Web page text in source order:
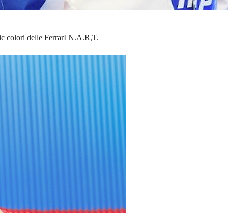
colori delle FerrarI N.A.R,T.